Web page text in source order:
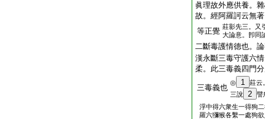
眞理故外應供養。
故。經阿羅訶云無
等正覺 莊影先三。又
大論意。卽同
二斷毒護情德也。
漢永斷三毒守護六
柔。此三毒義四門
三毒義也
◎ 1
莊云
三說
2
譬
浮中得六衆生一得狗
羅六獼猴各繫一處狗